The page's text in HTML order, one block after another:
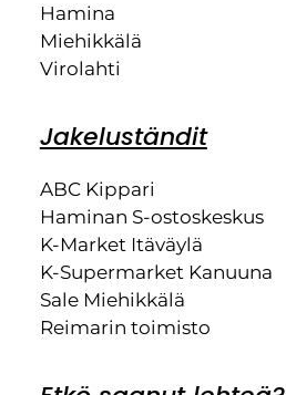
Hamina
Miehikkälä
Virolahti
Jakeluständit
ABC Kippari
Haminan S-ostoskeskus
K-Market Itäväylä
K-Supermarket Kanuuna
Sale Miehikkälä
Reimarin toimisto